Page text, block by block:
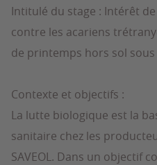
Intitulé du stage : Intérêt
contre les acariens
de printemps hors sol
Contexte et objectifs :
La lutte biologique est la
sanitaire chez les
SAVEOL. Dans un objectif